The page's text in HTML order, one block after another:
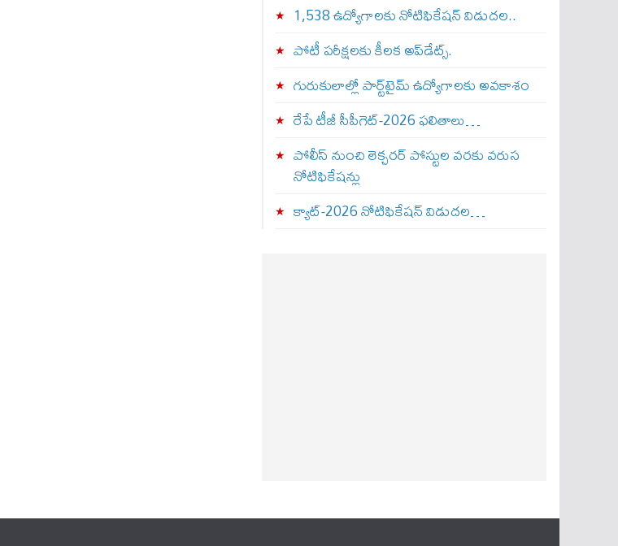
1,538 ఉద్యోగాలకు నోటిఫికేషన్ విడుదల..
పోటీ పరీక్షలకు కీలక అప్‌డేట్స్.
గురుకులాల్లో పార్ట్‌టైమ్ ఉద్యోగాలకు అవకాశం
రేపే టీజీ సీపీగెట్‌-2026 ఫలితాలు…
పోలీస్ నుంచి లెక్చరర్ పోస్టుల వరకు వరుస
నోటిఫికేషన్లు
క్యాట్-2026 నోటిఫికేషన్ విడుదల…